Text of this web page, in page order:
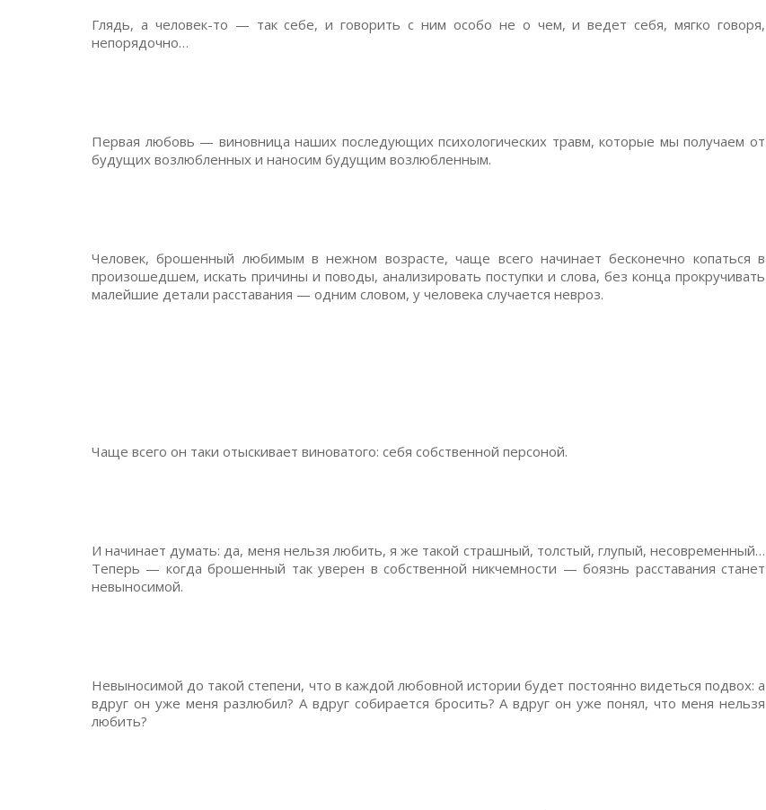
Глядь, а человек-то — так себе, и говорить с ним особо не о чем, и ведет себя, мягко говоря,
непорядочно…
Первая любовь — виновница наших последующих психологических травм, которые мы получаем от
будущих возлюбленных и наносим будущим возлюбленным.
Человек, брошенный любимым в нежном возрасте, чаще всего начинает бесконечно копаться в
произошедшем, искать причины и поводы, анализировать поступки и слова, без конца прокручивать
малейшие детали расставания — одним словом, у человека случается невроз.
Чаще всего он таки отыскивает виноватого: себя собственной персоной.
И начинает думать: да, меня нельзя любить, я же такой страшный, толстый, глупый, несовременный…
Теперь — когда брошенный так уверен в собственной никчемности — боязнь расставания станет
невыносимой.
Невыносимой до такой степени, что в каждой любовной истории будет постоянно видеться подвох: а
вдруг он уже меня разлюбил? А вдруг собирается бросить? А вдруг он уже понял, что меня нельзя
любить?